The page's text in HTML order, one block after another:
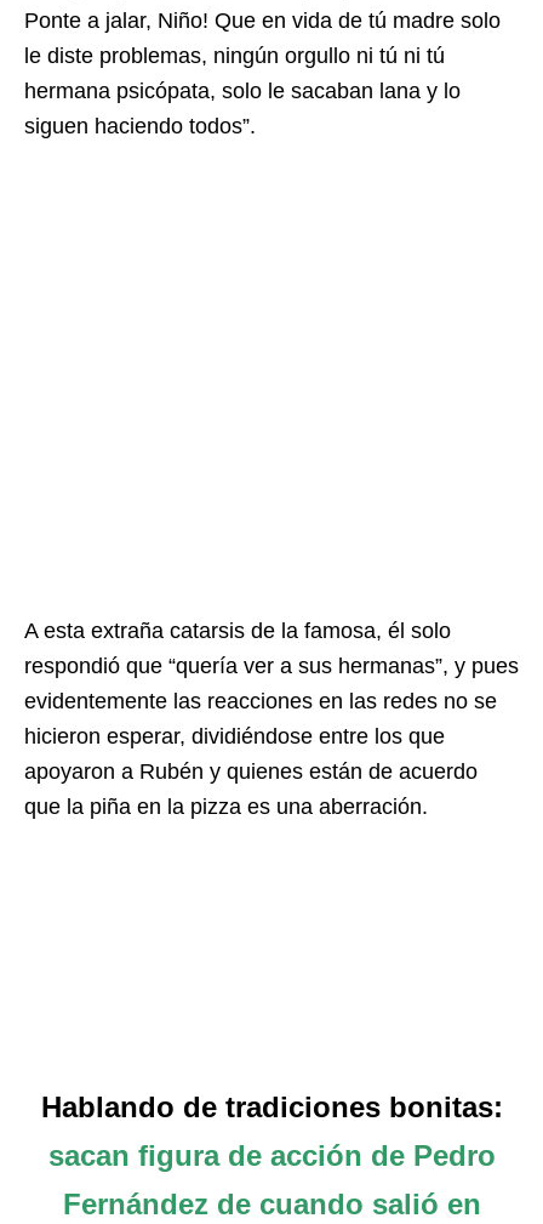
Ponte a jalar, Niño! Que en vida de tú madre solo
le diste problemas, ningún orgullo ni tú ni tú
hermana psicópata, solo le sacaban lana y lo
siguen haciendo todos”.
A esta extraña catarsis de la famosa, él solo
respondió que “quería ver a sus hermanas”, y pues
evidentemente las reacciones en las redes no se
hicieron esperar, dividiéndose entre los que
apoyaron a Rubén y quienes están de acuerdo
que la piña en la pizza es una aberración.
Hablando de tradiciones bonitas:
sacan figura de acción de Pedro
Fernández de cuando salió en